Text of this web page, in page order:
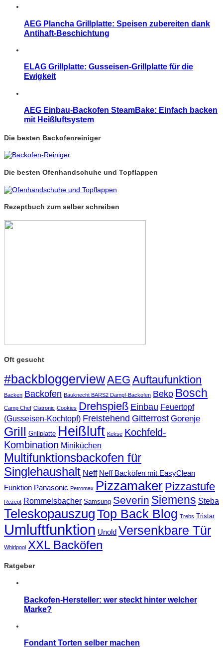
AEG Plancha Grillplatte: Speisen zubereiten dank
Antihaft-Beschichtung
ELAG Grillplatte: Gusseisen-Grillplatte für die
Ewigkeit
AEG Einbau-Backofen SteamBake: Einfach backen
mit Heißluftsystem
Die besten Backofenreiniger
Die besten Ofenhandschuhe und Topflappen
Rezeptbuch zum selber schreiben
Oft gesucht
#backbloggerviewAEG Auftaufunktion
Backen Backofen Bauknecht BARS2 Dampf-Backofen Beko Bosch
Camp Chef Clatronic Cookies Drehspieß Einbau Feuertopf
(Gusseisen-Kochtopf) Freistehend Gitterrost Gorenje
Grill Grillplatte Heißluft Kekse Kochfeld-
Kombination Miniküchen
Multifunktionsbackofen für
Singlehaushalt Neff Neff Backöfen mit EasyClean
Funktion Panasonic Petromax Pizzamaker Pizzastufe
Rezept Rommelsbacher Samsung Severin Siemens Steba
TeleskopauszugTop Back Blog Trebs Tristar
Umluftfunktion Unold Versenkbare Tür
Whirlpool XXL Backöfen
Ratgeber
Backofen-Hersteller: wer steckt hinter welcher
Marke?
Fondant Torten selber machen